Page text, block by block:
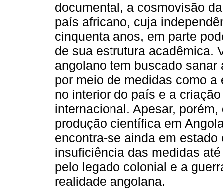
documental, a cosmovisão
país africano, cuja
cinquenta anos, em parte
de sua estrutura acadêmica.
angolano tem buscado
por meio de medidas como
no interior do país e a
internacional. Apesar,
produção científica em
encontra-se ainda em
insuficiência das medidas
pelo legado colonial e a
realidade angolana.